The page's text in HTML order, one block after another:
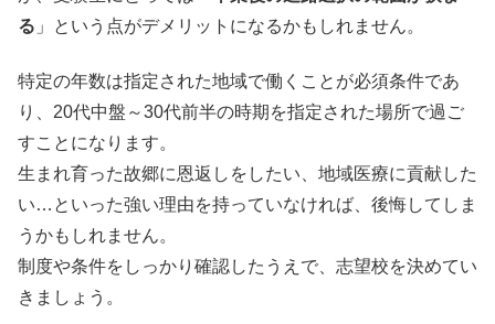
る 」という点がデメリットになるかもしれません。
特定の年数は指定された地域で働くことが必須条件であ
り、20代中盤～30代前半の時期を指定された場所で過ご
すことになります。
生まれ育った故郷に恩返しをしたい、地域医療に貢献した
い…といった強い理由を持っていなければ、後悔してしま
うかもしれません。
制度や条件をしっかり確認したうえで、志望校を決めてい
きましょう。